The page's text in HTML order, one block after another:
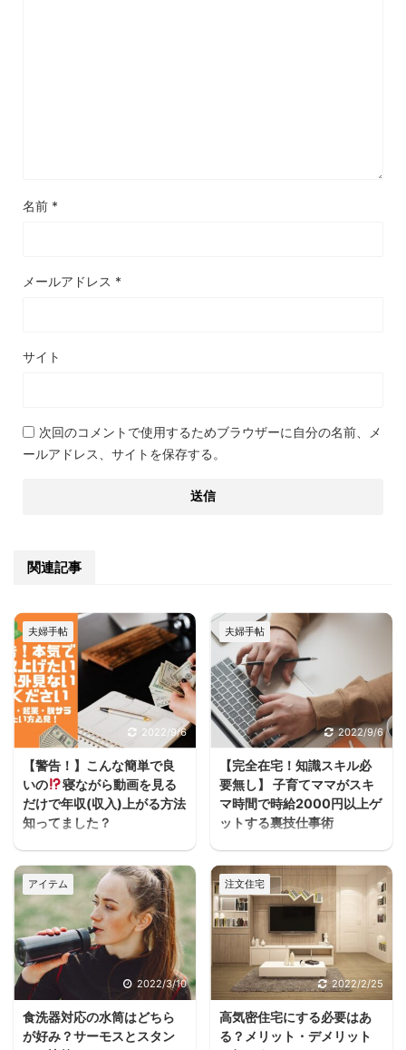
名前 *
メールアドレス *
サイト
次回のコメントで使用するためブラウザーに自分の名前、メ
ールアドレス、サイトを保存する。
関連記事
夫婦手帖
2022/9/6
【警告！】こんな簡単で良
いの
寝ながら動画を見る
だけで年収(収入)上がる方法
知ってました？
うわぁぁーーースキマ
ヨハクどした！ まじかー
ーーー！！スキマ ヨハク
何が！ 早く見とけば良か
ったーーー！スキマ ヨハ
クうるさいなぁ。何の
話？ 本当に無料で大丈夫
か、何回も確認したけ
ど、間違いなく無料だっ
たスキマ 11時間以上の無
夫婦手帖
2022/9/6
【完全在宅！知識スキル必
要無し】 子育てママがスキ
マ時間で時給2000円以上ゲ
ットする裏技仕事術
ヨハク子育てしながら働
きたいけどフルタイムは
厳しいし、でもお金は必
要だって人が家を建てる
方には多いと思うんだよ
ね。 住宅ローンが始ま
ると支出が増えるし、老
後の為にも共働きの家庭
が増えるよね・・・スキ
マ ヨハク普通はパート
アイテム
2022/3/10
食洗器対応の水筒はどちら
が好み？サーモスとスタン
注文住宅
2022/2/25
高気密住宅にする必要はあ
る？メリット・デメリット